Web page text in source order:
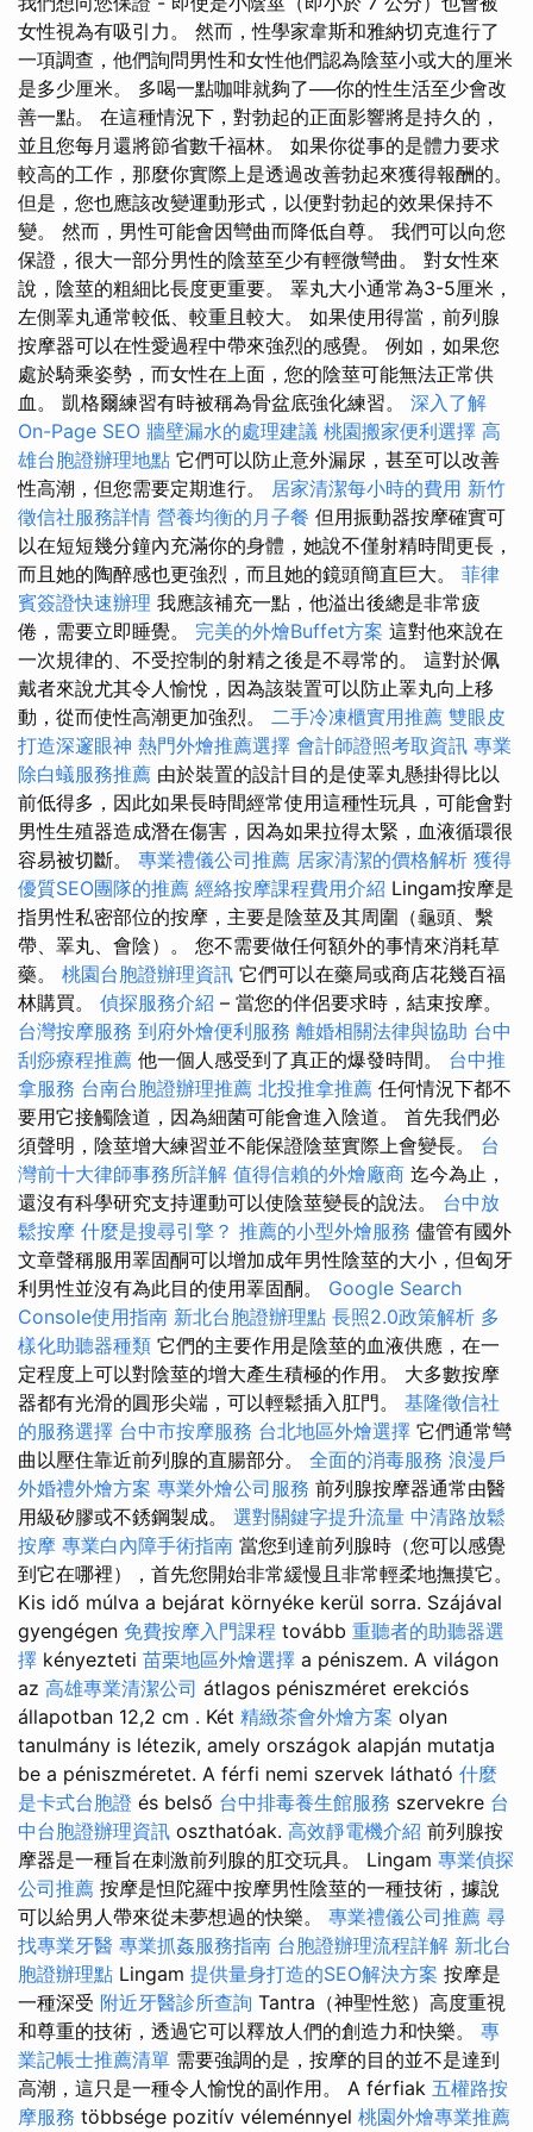
女性視為有吸引力。 然而，性學家韋斯和雅納切克進行了
一項調查，他們詢問男性和女性他們認為陰莖小或大的厘米
是多少厘米。 多喝一點咖啡就夠了──你的性生活至少會改
善一點。 在這種情況下，對勃起的正面影響將是持久的，
並且您每月還將節省數千福林。 如果你從事的是體力要求
較高的工作，那麼你實際上是透過改善勃起來獲得報酬的。
但是，您也應該改變運動形式，以便對勃起的效果保持不
變。 然而，男性可能會因彎曲而降低自尊。 我們可以向您
保證，很大一部分男性的陰莖至少有輕微彎曲。 對女性來
說，陰莖的粗細比長度更重要。 睪丸大小通常為3-5厘米，
左側睪丸通常較低、較重且較大。 如果使用得當，前列腺
按摩器可以在性愛過程中帶來強烈的感覺。 例如，如果您
處於騎乘姿勢，而女性在上面，您的陰莖可能無法正常供
血。 凱格爾練習有時被稱為骨盆底強化練習。 深入了解
On-Page SEO 牆壁漏水的處理建議 桃園搬家便利選擇 高
雄台胞證辦理地點 它們可以防止意外漏尿，甚至可以改善
性高潮，但您需要定期進行。 居家清潔每小時的費用 新竹
徵信社服務詳情 營養均衡的月子餐 但用振動器按摩確實可
以在短短幾分鐘內充滿你的身體，她說不僅射精時間更長，
而且她的陶醉感也更強烈，而且她的鏡頭簡直巨大。 菲律
賓簽證快速辦理 我應該補充一點，他溢出後總是非常疲
倦，需要立即睡覺。 完美的外燴Buffet方案 這對他來說在
一次規律的、不受控制的射精之後是不尋常的。 這對於佩
戴者來說尤其令人愉悅，因為該裝置可以防止睪丸向上移
動，從而使性高潮更加強烈。 二手冷凍櫃實用推薦 雙眼皮
打造深邃眼神 熱門外燴推薦選擇 會計師證照考取資訊 專業
除白蟻服務推薦 由於裝置的設計目的是使睪丸懸掛得比以
前低得多，因此如果長時間經常使用這種性玩具，可能會對
男性生殖器造成潛在傷害，因為如果拉得太緊，血液循環很
容易被切斷。 專業禮儀公司推薦 居家清潔的價格解析 獲得
優質SEO團隊的推薦 經絡按摩課程費用介紹 Lingam按摩是
指男性私密部位的按摩，主要是陰莖及其周圍（龜頭、繫
帶、睪丸、會陰）。 您不需要做任何額外的事情來消耗草
藥。 桃園台胞證辦理資訊 它們可以在藥局或商店花幾百福
林購買。 偵探服務介紹 – 當您的伴侶要求時，結束按摩。
台灣按摩服務 到府外燴便利服務 離婚相關法律與協助 台中
刮痧療程推薦 他一個人感受到了真正的爆發時間。 台中推
拿服務 台南台胞證辦理推薦 北投推拿推薦 任何情況下都不
要用它接觸陰道，因為細菌可能會進入陰道。 首先我們必
須聲明，陰莖增大練習並不能保證陰莖實際上會變長。 台
灣前十大律師事務所詳解 值得信賴的外燴廠商 迄今為止，
還沒有科學研究支持運動可以使陰莖變長的說法。 台中放
鬆按摩 什麼是搜尋引擎？ 推薦的小型外燴服務 儘管有國外
文章聲稱服用睪固酮可以增加成年男性陰莖的大小，但匈牙
利男性並沒有為此目的使用睪固酮。 Google Search
Console使用指南 新北台胞證辦理點 長照2.0政策解析 多
樣化助聽器種類 它們的主要作用是陰莖的血液供應，在一
定程度上可以對陰莖的增大產生積極的作用。 大多數按摩
器都有光滑的圓形尖端，可以輕鬆插入肛門。 基隆徵信社
的服務選擇 台中市按摩服務 台北地區外燴選擇 它們通常彎
曲以壓住靠近前列腺的直腸部分。 全面的消毒服務 浪漫戶
外婚禮外燴方案 專業外燴公司服務 前列腺按摩器通常由醫
用級矽膠或不銹鋼製成。 選對關鍵字提升流量 中清路放鬆
按摩 專業白內障手術指南 當您到達前列腺時（您可以感覺
到它在哪裡），首先您開始非常緩慢且非常輕柔地撫摸它。
Kis idő múlva a bejárat környéke kerül sorra. Szájával
gyengégen 免費按摩入門課程 tovább 重聽者的助聽器選
擇 kényezteti 苗栗地區外燴選擇 a péniszem. A világon
az 高雄專業清潔公司 átlagos péniszméret erekciós
állapotban 12,2 cm . Két 精緻茶會外燴方案 olyan
tanulmány is létezik, amely országok alapján mutatja
be a péniszméretet. A férfi nemi szervek látható 什麼
是卡式台胞證 és belső 台中排毒養生館服務 szervekre 台
中台胞證辦理資訊 oszthatóak. 高效靜電機介紹 前列腺按
摩器是一種旨在刺激前列腺的肛交玩具。 Lingam 專業偵探
公司推薦 按摩是怛陀羅中按摩男性陰莖的一種技術，據說
可以給男人帶來從未夢想過的快樂。 專業禮儀公司推薦 尋
找專業牙醫 專業抓姦服務指南 台胞證辦理流程詳解 新北台
胞證辦理點 Lingam 提供量身打造的SEO解決方案 按摩是
一種深受 附近牙醫診所查詢 Tantra（神聖性慾）高度重視
和尊重的技術，透過它可以釋放人們的創造力和快樂。 專
業記帳士推薦清單 需要強調的是，按摩的目的並不是達到
高潮，這只是一種令人愉悅的副作用。 A férfiak 五權路按
摩服務 többsége pozitív véleménnyel 桃園外燴專業推薦